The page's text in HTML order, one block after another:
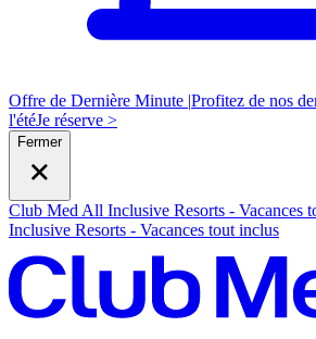
Offre de Dernière Minute |Profitez de nos
l'étéJe réserve >
Fermer
Club Med All Inclusive Resorts - Vacances
Inclusive Resorts - Vacances tout inclus